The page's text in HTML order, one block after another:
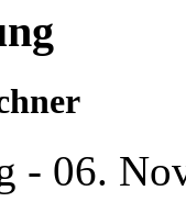
- 06.